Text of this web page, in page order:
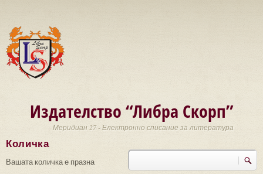
Издателство “Либра Скорп”
Меридиан 27 - Електронно списание за литература
Търси
Количка
Вашата количка е празна